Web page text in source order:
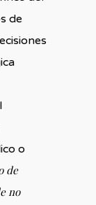
de
o
de
no